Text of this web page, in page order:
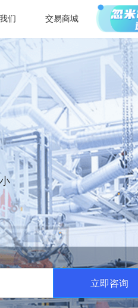
们 交易商城
立即咨询